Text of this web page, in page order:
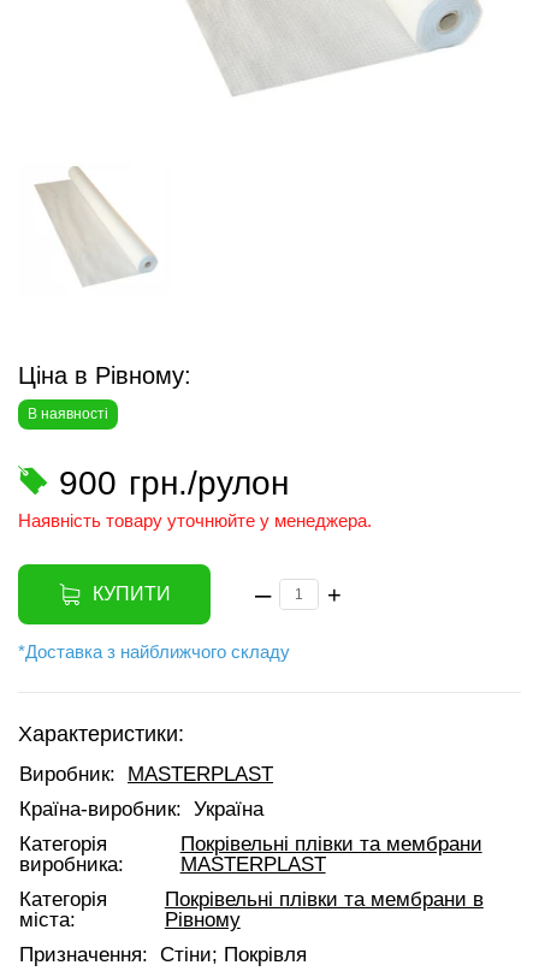
Ціна в Рівному:
В наявності
900 грн./рулон
Наявність товару уточнюйте у менеджера.
КУПИТИ – +
*Доставка з найближчого складу
Характеристики:
Виробник:
MASTERPLAST
Країна-виробник: Україна
Категорія
виробника:
Покрівельні плівки та мембрани
MASTERPLAST
Категорія
міста:
Покрівельні плівки та мембрани в
Рівному
Призначення: Стіни; Покрівля